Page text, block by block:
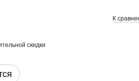
К
скидки